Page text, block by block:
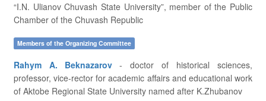
“I.N. Ulianov Chuvash State University”, member of the Public
Chamber of the Chuvash Republic
Members of the Organizing Committee
Rahym A. Beknazarov
professor, vice-rector for academic affairs and educational work
of Aktobe Regional State University named after K.Zhubanov